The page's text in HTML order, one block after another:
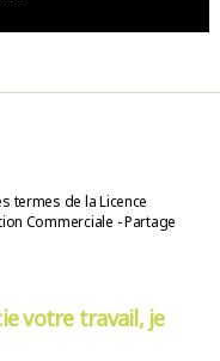
termes de la Licence
Commerciale - Partage
votre travail, je